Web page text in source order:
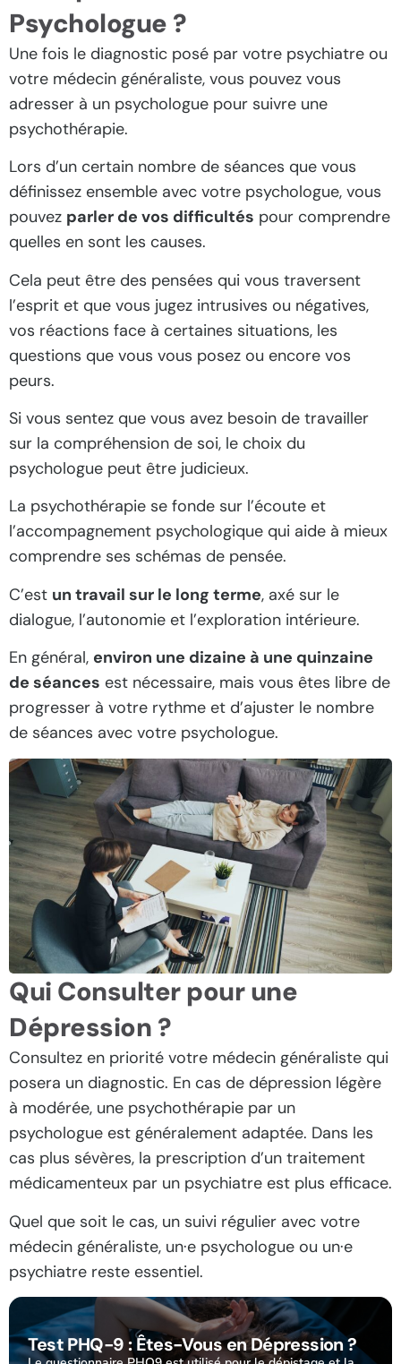
Psychologue ?
Une fois le diagnostic posé par votre psychiatre ou
votre médecin généraliste, vous pouvez vous
adresser à un psychologue pour suivre une
psychothérapie.
Lors d’un certain nombre de séances que vous
définissez ensemble avec votre psychologue, vous
pouvez parler de vos difficultés pour comprendre
quelles en sont les causes.
Cela peut être des pensées qui vous traversent
l’esprit et que vous jugez intrusives ou négatives,
vos réactions face à certaines situations, les
questions que vous vous posez ou encore vos
peurs.
Si vous sentez que vous avez besoin de travailler
sur la compréhension de soi, le choix du
psychologue peut être judicieux.
La psychothérapie se fonde sur l’écoute et
l’accompagnement psychologique qui aide à mieux
comprendre ses schémas de pensée.
C’est un travail sur le long terme, axé sur le
dialogue, l’autonomie et l’exploration intérieure.
En général, environ une dizaine à une quinzaine
de séances est nécessaire, mais vous êtes libre de
progresser à votre rythme et d’ajuster le nombre
de séances avec votre psychologue.
Qui Consulter pour une
Dépression ?
Consultez en priorité votre médecin généraliste qui
posera un diagnostic. En cas de dépression légère
à modérée, une psychothérapie par un
psychologue est généralement adaptée. Dans les
cas plus sévères, la prescription d’un traitement
médicamenteux par un psychiatre est plus efficace.
Quel que soit le cas, un suivi régulier avec votre
médecin généraliste, un·e psychologue ou un·e
psychiatre reste essentiel.
Test PHQ-9 : Êtes-Vous en Dépression ?